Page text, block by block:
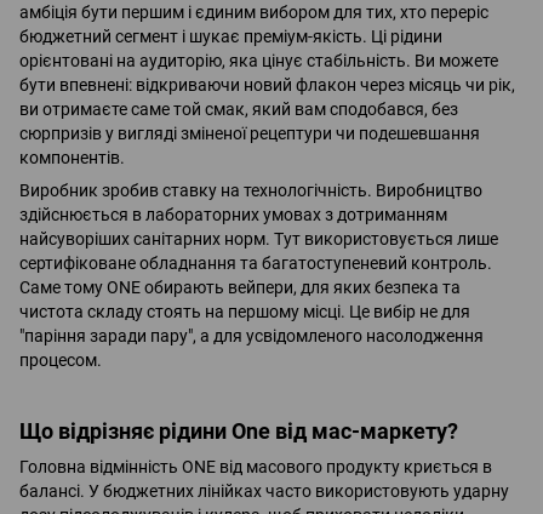
амбіція бути першим і єдиним вибором для тих, хто переріс
бюджетний сегмент і шукає преміум-якість. Ці рідини
орієнтовані на аудиторію, яка цінує стабільність. Ви можете
бути впевнені: відкриваючи новий флакон через місяць чи рік,
ви отримаєте саме той смак, який вам сподобався, без
сюрпризів у вигляді зміненої рецептури чи подешевшання
компонентів.
Виробник зробив ставку на технологічність. Виробництво
здійснюється в лабораторних умовах з дотриманням
найсуворіших санітарних норм. Тут використовується лише
сертифіковане обладнання та багатоступеневий контроль.
Саме тому ONE обирають вейпери, для яких безпека та
чистота складу стоять на першому місці. Це вибір не для
"паріння заради пару", а для усвідомленого насолодження
процесом.
Що відрізняє рідини One від мас-маркету?
Головна відмінність ONE від масового продукту криється в
балансі. У бюджетних лінійках часто використовують ударну